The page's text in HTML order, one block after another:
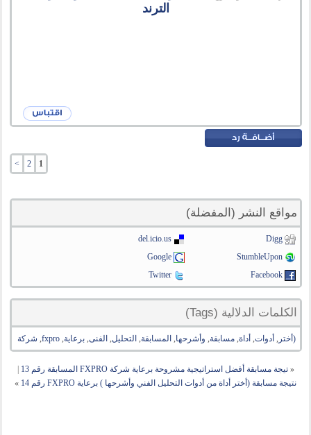
الترند
1
2
>
مواقع النشر (المفضلة)
Digg
del.icio.us
StumbleUpon
Google
Facebook
Twitter
الكلمات الدلالية (Tags)
(أختر , أدوات, أداة,مسابقة, وأشرحها, المسابقة, التحليل, الفنى,برعاية,
fxpro
, شركة
« تيجة مسابقة أفضل استراتيجية مشروحة برعاية شركة FXPRO المسابقة رقم 13
نتيجة مسابقة (أختر أداة من أدوات التحليل الفني وأشرحها ) برعاية FXPRO رقم 14
»